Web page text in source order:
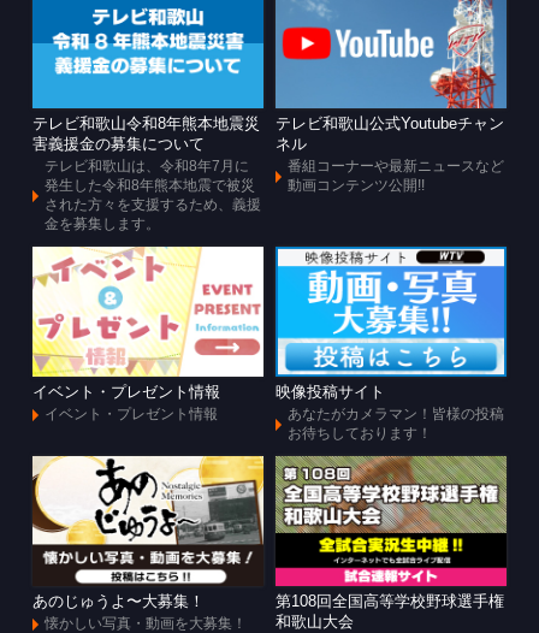
テレビ和歌山令和8年熊本地震災
害義援金の募集について
テレビ和歌山は、令和8年7月に
発生した令和8年熊本地震で被災
された方々を支援するため、義援
金を募集します。
テレビ和歌山公式Youtubeチャン
ネル
番組コーナーや最新ニュースなど
動画コンテンツ公開!!
イベント・プレゼント情報
イベント・プレゼント情報
映像投稿サイト
あなたがカメラマン！皆様の投稿
お待ちしております！
あのじゅうよ〜大募集！
懐かしい写真・動画を大募集！
第108回全国高等学校野球選手権
和歌山大会